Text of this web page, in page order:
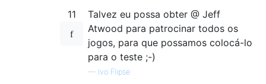
11
Talvez eu possa obter @ Jeff
Atwood para patrocinar todos os
jogos, para que possamos colocá-lo
para o teste ;-)
— Ivo Flipse